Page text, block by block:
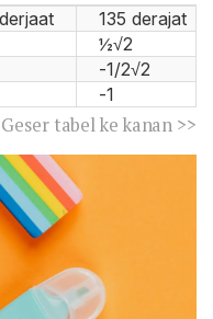
135 derajat
½√2
-1/2√2
-1
Geser tabel ke kanan >>